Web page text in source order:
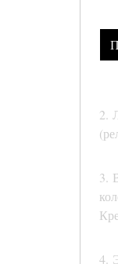
2.
3.
4.